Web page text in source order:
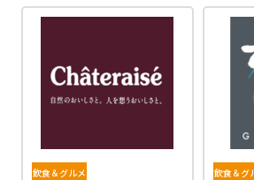
飲食＆グルメ 飲食＆グ